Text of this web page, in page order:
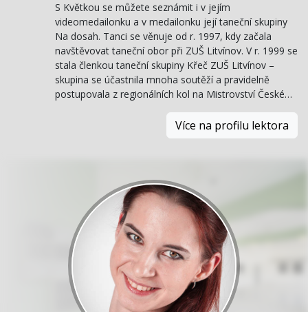
S Květkou se můžete seznámit i v jejím
videomedailonku a v medailonku její taneční skupiny
Na dosah. Tanci se věnuje od r. 1997, kdy začala
navštěvovat taneční obor při ZUŠ Litvínov. V r. 1999 se
stala členkou taneční skupiny Křeč ZUŠ Litvínov –
skupina se účastnila mnoha soutěží a pravidelně
postupovala z regionálních kol na Mistrovství České…
Více na profilu lektora